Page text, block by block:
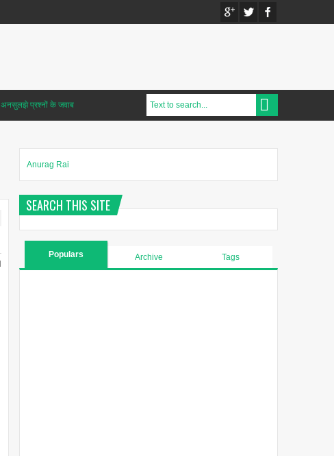
अनसुलझे प्रश्नों के जवाब
Anurag Rai
SEARCH THIS SITE
Populars Archive Tags